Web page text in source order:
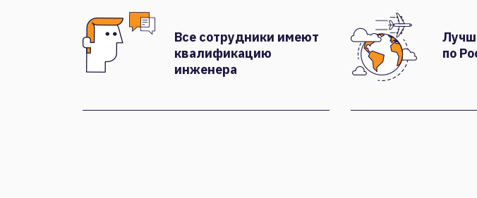
Все сотрудники имеют
квалификацию
инженера
по